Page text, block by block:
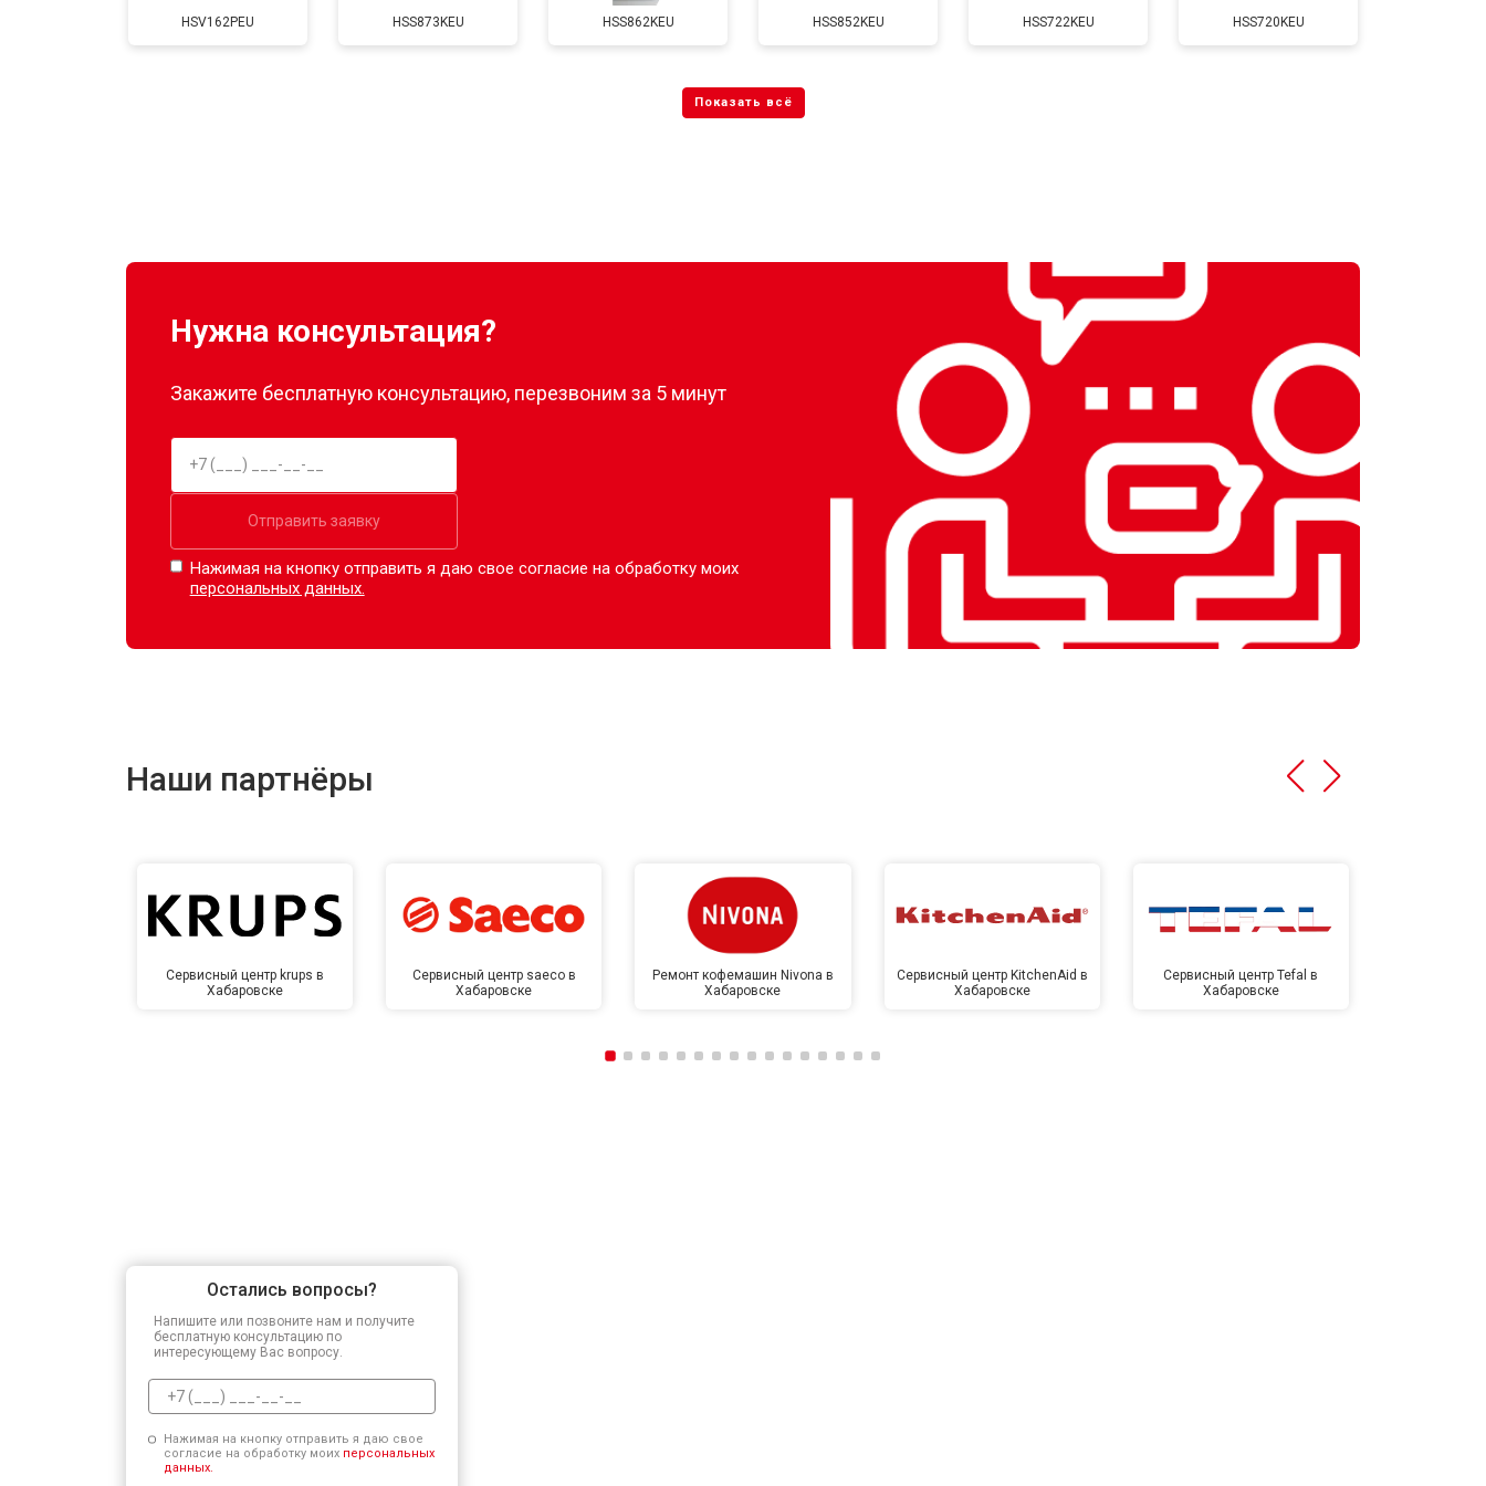
HSV162PEU HSS873KEU HSS862KEU HSS852KEU HSS722KEU HSS720KEU
Нужна консультация?
Закажите бесплатную консультацию, перезвоним за 5 минут
Отправить заявку
Нажимая на кнопку отправить я даю свое согласие на обработку моих
персональных данных.
Наши партнёры
Сервисный центр krups в
Хабаровске
Сервисный центр saeco в
Хабаровске
Ремонт кофемашин Nivona в
Хабаровске
Сервисный центр KitchenAid в
Хабаровске
Сервисный центр Tefal в
Хабаровске
Остались вопросы?
Напишите или позвоните нам и получите
бесплатную консультацию по
интересующему Вас вопросу.
Нажимая на кнопку отправить я даю свое
согласие на обработку моих персональных
данных.